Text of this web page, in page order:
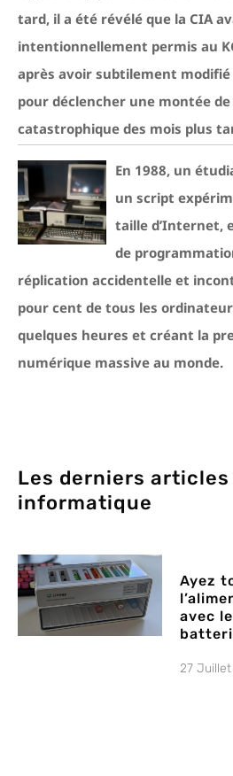
tard, il a été révélé que la CIA
intentionnellement permis au
après avoir subtilement modifié
pour déclencher une montée
catastrophique des mois plus
En 1988, un
un script
taille d’Internet,
de
réplication accidentelle et
pour cent de tous les
quelques heures et créant la
numérique massive au monde.
Les derniers articles
informatique
Ayez
avec
27